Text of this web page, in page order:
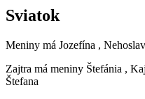
Sviatok
Meniny má Jozefína ,
Zajtra má meniny Štefánia ,
Štefana